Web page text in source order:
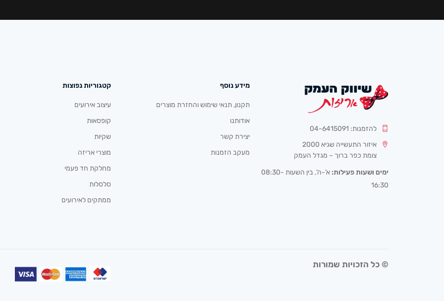
להזמנות: 04-6415091
איזור התעשייה שגיא 2000
צומת כפר ברוך – מגדל העמק
ימים ושעות פעילות:
א’-ה’, בין השעות 08:30-
16:30
מידע נוסף
תקנון, תנאי שימוש והחזרת מוצרים
אודותנו
יצירת קשר
מעקב הזמנות
קטגוריות נפוצות
עיצוב אירועים
קופסאות
שקיות
מוצרי אריזה
מחלקת חד פעמי
סלסלות
ממתקים לאירועים
© כל הזכויות שמורות